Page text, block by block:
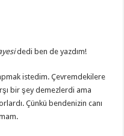
dedi ben de yazdım!
istedim. Çevremdekilere
bir şey demezlerdi ama
Çünkü bendenizin canı